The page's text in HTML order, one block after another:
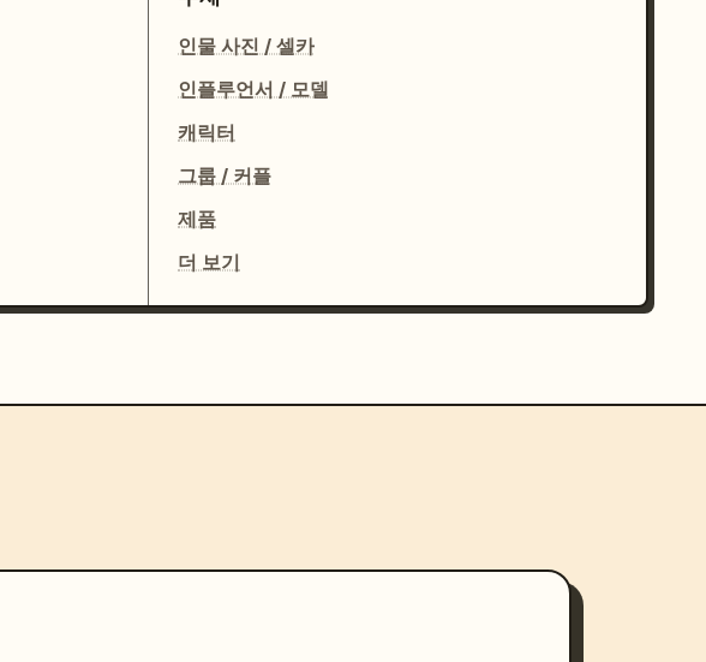
인물 사진 / 셀카
인플루언서 / 모델
캐릭터
그룹 / 커플
제품
더 보기